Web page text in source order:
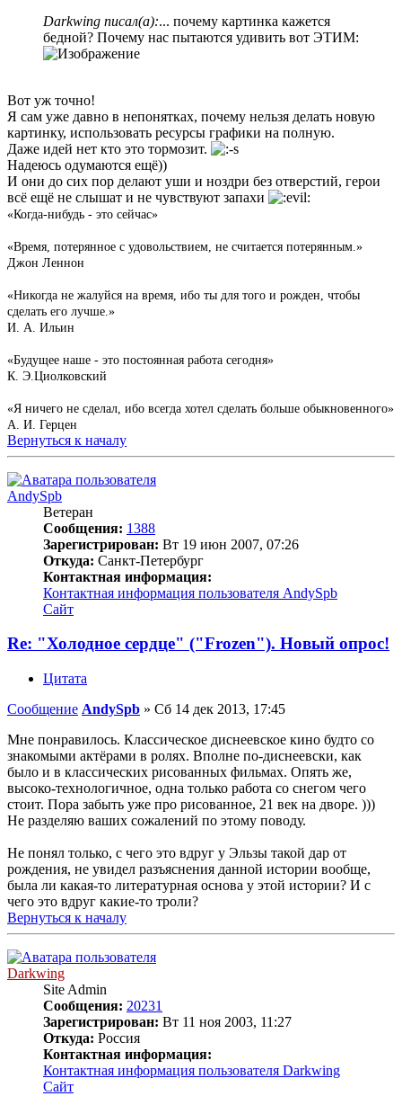
Darkwing писал(а):... почему картинка кажется
бедной? Почему нас пытаются удивить вот ЭТИМ:
Вот уж точно!
Я сам уже давно в непонятках, почему нельзя делать новую
картинку, использовать ресурсы графики на полную.
Даже идей нет кто это тормозит.
Надеюсь одумаются ещё))
И они до сих пор делают уши и ноздри без отверстий, герои
всё ещё не слышат и не чувствуют запахи
«Когда-нибудь - это сейчас»
«Время, потерянное с удовольствием, не считается потерянным.»
Джон Леннон
«Никогда не жалуйся на время, ибо ты для того и рожден, чтобы
сделать его лучше.»
И. А. Ильин
«Будущее наше - это постоянная работа сегодня»
К. Э.Циолковский
«Я ничего не сделал, ибо всегда хотел сделать больше обыкновенного»
А. И. Герцен
Вернуться к началу
AndySpb
Ветеран
Сообщения: 1388
Зарегистрирован: Вт 19 июн 2007, 07:26
Откуда: Санкт-Петербург
Контактная информация:
Контактная информация пользователя AndySpb
Сайт
Re: "Холодное сердце" ("Frozen"). Новый опрос!
Цитата
Сообщение AndySpb » Сб 14 дек 2013, 17:45
Мне понравилось. Классическое диснеевское кино будто со
знакомыми актёрами в ролях. Вполне по-диснеевски, как
было и в классических рисованных фильмах. Опять же,
высоко-технологичное, одна только работа со снегом чего
стоит. Пора забыть уже про рисованное, 21 век на дворе. )))
Не разделяю ваших сожалений по этому поводу.
Не понял только, с чего это вдруг у Эльзы такой дар от
рождения, не увидел разъяснения данной истории вообще,
была ли какая-то литературная основа у этой истории? И с
чего это вдруг какие-то троли?
Вернуться к началу
Darkwing
Site Admin
Сообщения: 20231
Зарегистрирован: Вт 11 ноя 2003, 11:27
Откуда: Россия
Контактная информация:
Контактная информация пользователя Darkwing
Сайт